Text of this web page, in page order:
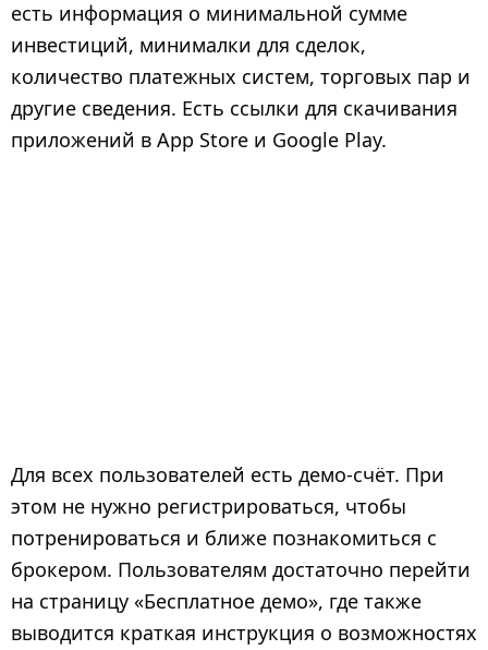
есть информация о минимальной сумме
инвестиций, минималки для сделок,
количество платежных систем, торговых пар и
другие сведения. Есть ссылки для скачивания
приложений в App Store и Google Play.
Для всех пользователей есть демо-счёт. При
этом не нужно регистрироваться, чтобы
потренироваться и ближе познакомиться с
брокером. Пользователям достаточно перейти
на страницу «Бесплатное демо», где также
выводится краткая инструкция о возможностях